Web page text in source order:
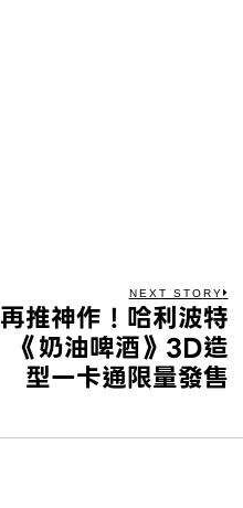
NEXT STORY
再推神作！哈利波特
《奶油啤酒》3D造
型一卡通限量發售